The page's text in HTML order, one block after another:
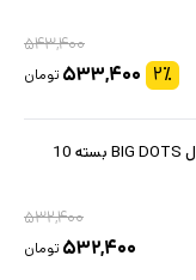
۵۴۳,۴۰۰
۲٪ ۵۳۳,۴۰۰ تومان
کاندوم خاردار ناچ کدکس مدل BIG DOTS بسته 10
۵۳۲,۴۰۰
۵۳۲,۴۰۰ تومان